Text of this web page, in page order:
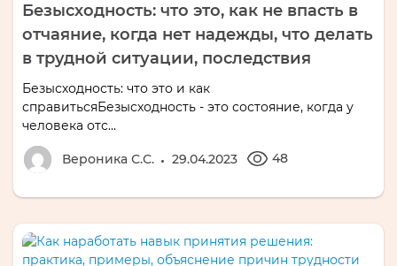
Безысходность: что это, как не впасть в
отчаяние, когда нет надежды, что делать
в трудной ситуации, последствия
Безысходность: что это и как
справитьсяБезысходность - это состояние, когда у
человека отс...
Вероника С.С. 29.04.2023 48